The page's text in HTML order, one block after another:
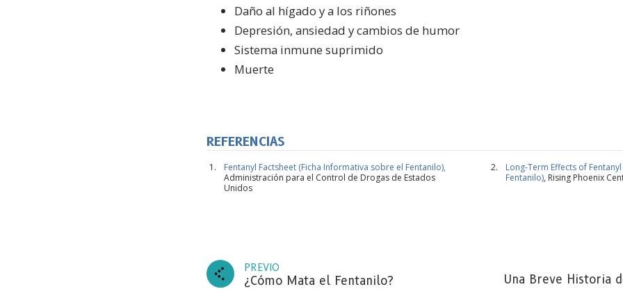
Daño al hígado y a los riñones
Depresión, ansiedad y cambios de humor
Sistema inmune suprimido
Muerte
REFERENCIAS
Fentanyl Factsheet (Ficha Informativa sobre el Fentanilo),
Administración para el Control de Drogas de Estados
Unidos
Long-Term Effects of
Fentanilo), Rising Phoenix
PREVIO
¿Cómo Mata el Fentanilo? Una Breve Historia
ENCONTRAR FORMAS DE AYUDAR